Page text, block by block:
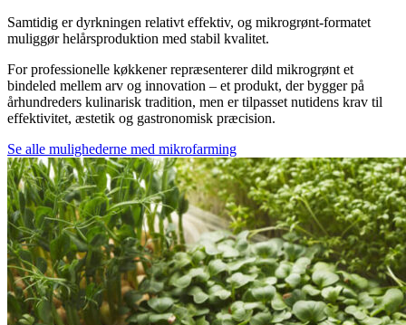
Samtidig er dyrkningen relativt effektiv, og mikrogrønt-formatet
muliggør helårsproduktion med stabil kvalitet.
For professionelle køkkener repræsenterer dild mikrogrønt et
bindeled mellem arv og innovation – et produkt, der bygger på
århundreders kulinarisk tradition, men er tilpasset nutidens krav til
effektivitet, æstetik og gastronomisk præcision.
Se alle mulighederne med mikrofarming